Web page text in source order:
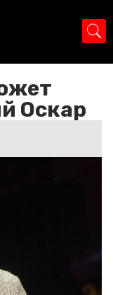
получить первый
Оскар